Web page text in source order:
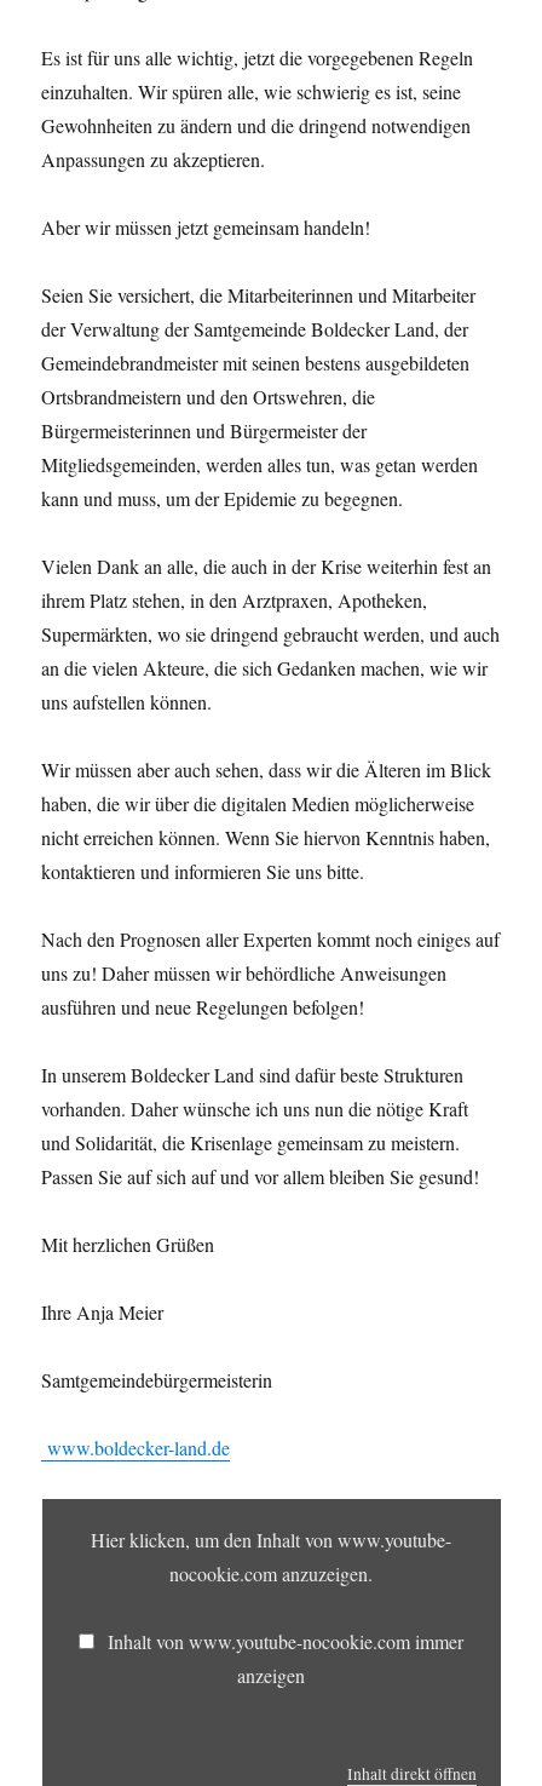
Es ist für uns alle wichtig, jetzt die vorgegebenen Regeln
einzuhalten. Wir spüren alle, wie schwierig es ist, seine
Gewohnheiten zu ändern und die dringend notwendigen
Anpassungen zu akzeptieren.
Aber wir müssen jetzt gemeinsam handeln!
Seien Sie versichert, die Mitarbeiterinnen und Mitarbeiter
der Verwaltung der Samtgemeinde Boldecker Land, der
Gemeindebrandmeister mit seinen bestens ausgebildeten
Ortsbrandmeistern und den Ortswehren, die
Bürgermeisterinnen und Bürgermeister der
Mitgliedsgemeinden, werden alles tun, was getan werden
kann und muss, um der Epidemie zu begegnen.
Vielen Dank an alle, die auch in der Krise weiterhin fest an
ihrem Platz stehen, in den Arztpraxen, Apotheken,
Supermärkten, wo sie dringend gebraucht werden, und auch
an die vielen Akteure, die sich Gedanken machen, wie wir
uns aufstellen können.
Wir müssen aber auch sehen, dass wir die Älteren im Blick
haben, die wir über die digitalen Medien möglicherweise
nicht erreichen können. Wenn Sie hiervon Kenntnis haben,
kontaktieren und informieren Sie uns bitte.
Nach den Prognosen aller Experten kommt noch einiges auf
uns zu! Daher müssen wir behördliche Anweisungen
ausführen und neue Regelungen befolgen!
In unserem Boldecker Land sind dafür beste Strukturen
vorhanden. Daher wünsche ich uns nun die nötige Kraft
und Solidarität, die Krisenlage gemeinsam zu meistern.
Passen Sie auf sich auf und vor allem bleiben Sie gesund!
Mit herzlichen Grüßen
Ihre Anja Meier
Samtgemeindebürgermeisterin
www.boldecker-land.de
INHALT
VON
WWW.YOUTUBE-
NOCOOKIE.COM
ANZEIGEN
Hier klicken, um den Inhalt von www.youtube-
nocookie.com anzuzeigen.
Inhalt von www.youtube-nocookie.com immer
anzeigen
Inhalt direkt öffnen